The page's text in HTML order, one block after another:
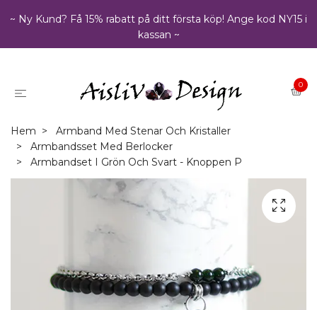
~ Ny Kund? Få 15% rabatt på ditt första köp! Ange kod NY15 i
kassan ~
0
Hem
Armband Med Stenar Och Kristaller
Armbandsset Med Berlocker
Armbandset I Grön Och Svart - Knoppen P